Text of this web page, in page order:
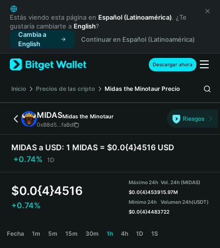
English
日本語
Tiếng Việt
Русский
Español (Latinoamérica)
Türkçe
Français
Deutsch
简体中文
繁體中文
Português (Portugal)
Bahasa Indonesia
ภาษาไทย
हिन्दी
Español
Português (Brasil)
Estás viendo esta página en Español (Latinoamérica). ¿Te
gustaría cambiarte a English?
Cambia a
English
Continuar en Español (Latinoamérica)
Descargar ahora
Inicio Precios de las cripto Midas the Minotaur Precio
MIDASMidas the Minotaur
0xB8d5...faBd
Riesgos
MIDAS a USD: 1 MIDAS = $0.0{4}4516 USD
+0.74%
1D
$0.0{4}4516
+0.74%
Máximo 24h
$0.0{4}4539
Mínimo 24h
$0.0{4}4483
Vol. 24h (MIDAS)
15.97M
Volumen 24h(USDT)
722
Fecha 1m 5m 15m 30m 1h 4h 1D 1S